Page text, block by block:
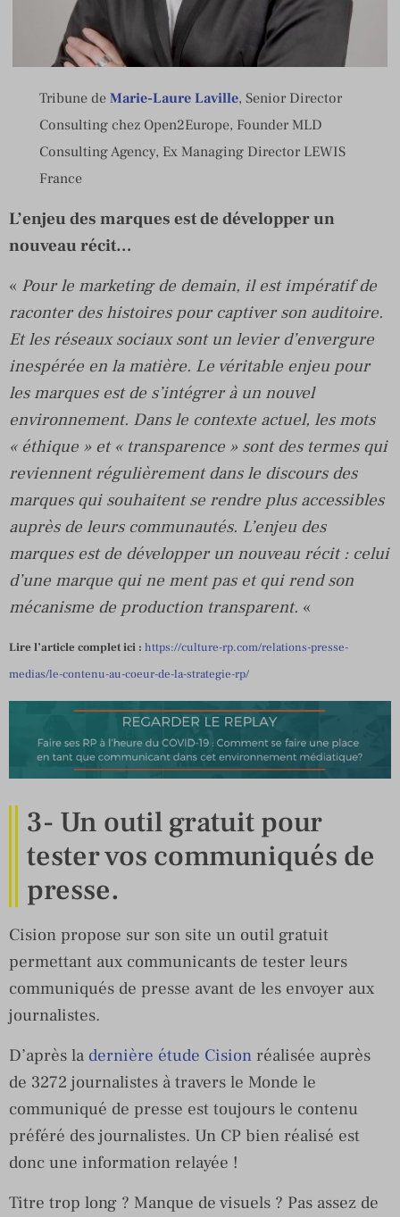
Tribune deMarie-Laure Laville, Senior Director
Consulting chez Open2Europe, Founder MLD
Consulting Agency, Ex Managing Director LEWIS
France
L’enjeu des marques est de développer un
nouveau récit…
« Pour le marketing de demain, il est impératif de
raconter des histoires pour captiver son auditoire.
Et les réseaux sociaux sont un levier d’envergure
inespérée en la matière. Le véritable enjeu pour
les marques est de s’intégrer à un nouvel
environnement. Dans le contexte actuel, les mots
« éthique » et « transparence » sont des termes qui
reviennent régulièrement dans le discours des
marques qui souhaitent se rendre plus accessibles
auprès de leurs communautés. L’enjeu des
marques est de développer un nouveau récit : celui
d’une marque qui ne ment pas et qui rend son
mécanisme de production transparent. «
Lire l’article complet ici : https://culture-rp.com/relations-presse-
medias/le-contenu-au-coeur-de-la-strategie-rp/
3- Un outil gratuit pour
tester vos communiqués de
presse.
Cision propose sur son site un outil gratuit
permettant aux communicants de tester leurs
communiqués de presse avant de les envoyer aux
journalistes.
D’après la dernière étude Cision réalisée auprès
de 3272 journalistes à travers le Monde le
communiqué de presse est toujours le contenu
préféré des journalistes. Un CP bien réalisé est
donc une information relayée !
Titre trop long ? Manque de visuels ? Pas assez de